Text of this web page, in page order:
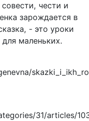
чести и
зарождается в
- это уроки
маленьких.
31/articles/